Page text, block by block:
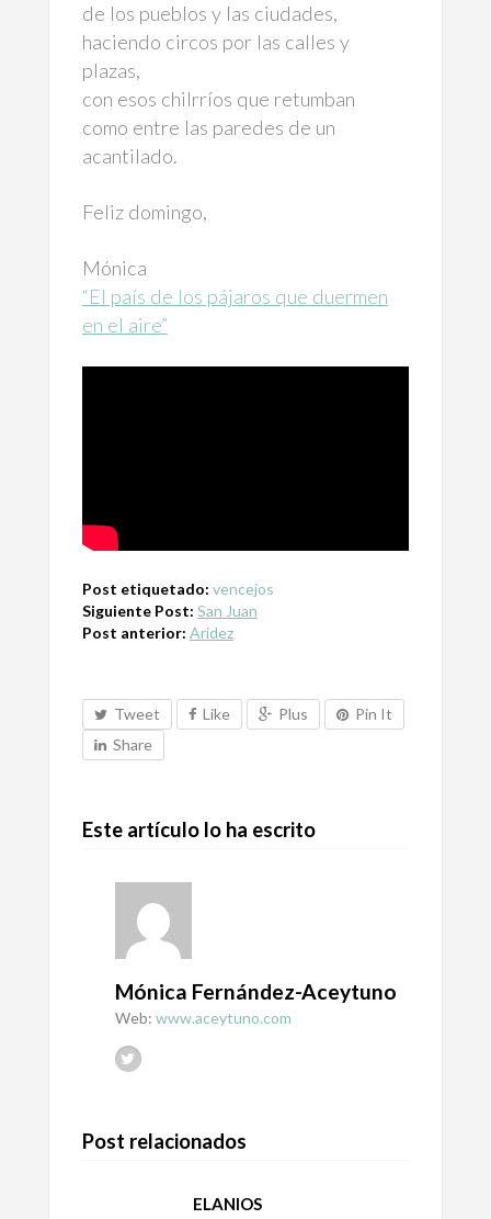
de los pueblos y las ciudades,
haciendo circos por las calles y
plazas,
con esos chilrríos que retumban
como entre las paredes de un
acantilado.
Feliz domingo,
Mónica
“El país de los pájaros que duermen
en el aire”
Post etiquetado: vencejos
Siguiente Post: San Juan
Post anterior: Aridez
Tweet Like Plus
Pin It
Share
Este artículo lo ha escrito
Mónica Fernández-Aceytuno
Web: www.aceytuno.com
Post relacionados
ELANIOS